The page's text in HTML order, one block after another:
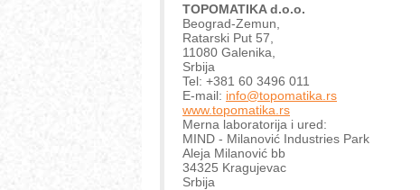
TOPOMATIKA d.o.o.
Beograd-Zemun,
Ratarski Put 57,
11080 Galenika,
Srbija
Tel: +381 60 3496 011
E-mail: info@topomatika.rs
www.topomatika.rs
Merna laboratorija i ured:
MIND - Milanović Industries Park
Aleja Milanović bb
34325 Kragujevac
Srbija